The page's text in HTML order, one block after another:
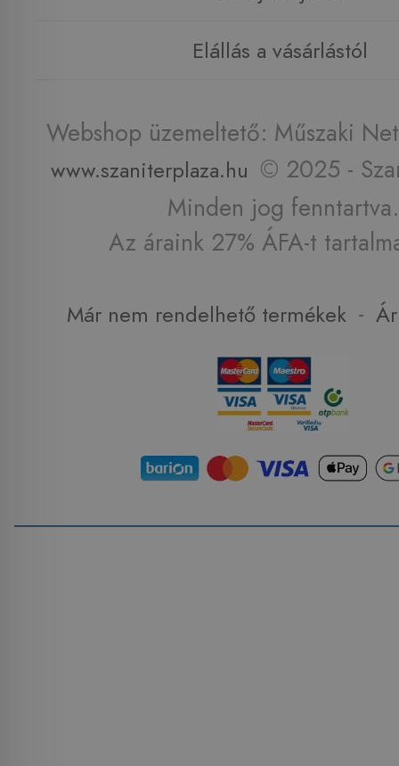
Elállás a vásárlástól
Webshop üzemeltető: Műszaki
www.szaniterplaza.hu © 2025 -
Minden jog fenntartva.
Az áraink 27% ÁFA-t
Már nem rendelhető termékek -